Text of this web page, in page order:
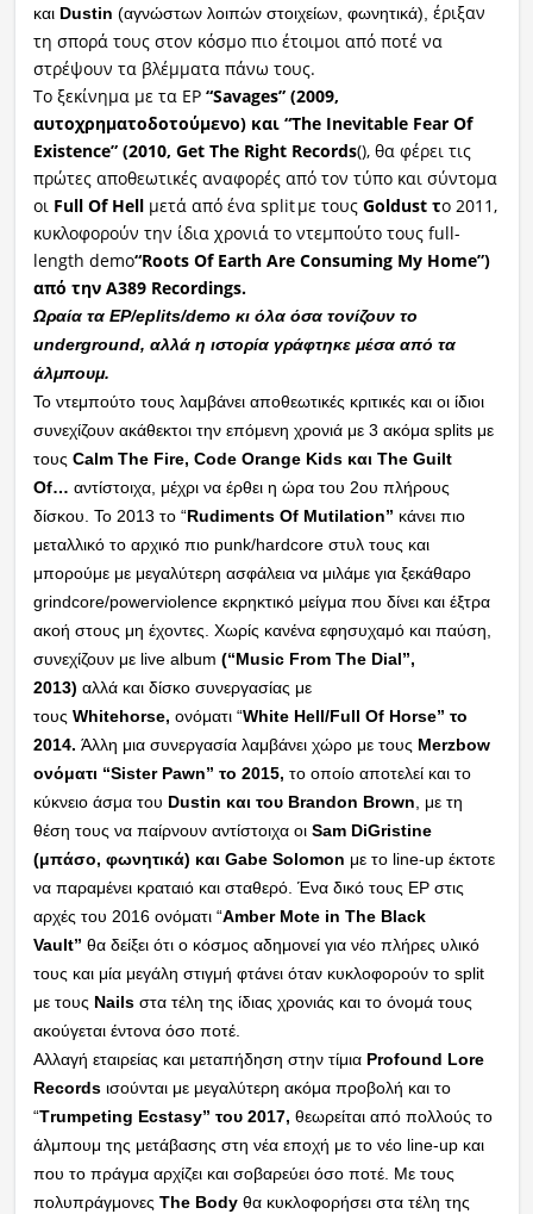
και Dustin (αγνώστων λοιπών στοιχείων, φωνητικά), έριξαν
τη σπορά τους στον κόσμο πιο έτοιμοι από ποτέ να
στρέψουν τα βλέμματα πάνω τους.
Το ξεκίνημα με τα EP “Savages” (2009,
αυτοχρηματοδοτούμενο) και “The Inevitable Fear Of
Existence” (2010, Get The Right Records(), θα φέρει τις
πρώτες αποθεωτικές αναφορές από τον τύπο και σύντομα
οι Full Of Hell μετά από ένα split με τους Goldust το 2011,
κυκλοφορούν την ίδια χρονιά το ντεμπούτο τους full-
length demo“Roots Of Earth Are Consuming My Home”)
από την Α389 Recordings.
Ωραία τα EP/eplits/demo κι όλα όσα τονίζουν το
underground, αλλά η ιστορία γράφτηκε μέσα από τα
άλμπουμ.
Το ντεμπούτο τους λαμβάνει αποθεωτικές κριτικές και οι ίδιοι
συνεχίζουν ακάθεκτοι την επόμενη χρονιά με 3 ακόμα splits με
τους Calm The Fire, Code Orange Kids και The Guilt
Of… αντίστοιχα, μέχρι να έρθει η ώρα του 2ου πλήρους
δίσκου. Το 2013 το “Rudiments Of Mutilation” κάνει πιο
μεταλλικό το αρχικό πιο punk/hardcore στυλ τους και
μπορούμε με μεγαλύτερη ασφάλεια να μιλάμε για ξεκάθαρο
grindcore/powerviolence εκρηκτικό μείγμα που δίνει και έξτρα
ακοή στους μη έχοντες. Χωρίς κανένα εφησυχαμό και παύση,
συνεχίζουν με live album (“Music From The Dial”,
2013) αλλά και δίσκο συνεργασίας με
τους Whitehorse, ονόματι “White Hell/Full Of Horse” το
2014. Άλλη μια συνεργασία λαμβάνει χώρο με τους Merzbow
ονόματι “Sister Pawn” το 2015, το οποίο αποτελεί και το
κύκνειο άσμα του Dustin και του Brandon Brown , με τη
θέση τους να παίρνουν αντίστοιχα οιSam DiGristine
(μπάσο, φωνητικά) και Gabe Solomon με το line-up έκτοτε
να παραμένει κραταιό και σταθερό. Ένα δικό τους ΕΡ στις
αρχές του 2016 ονόματι “Amber Mote in The Black
Vault” θα δείξει ότι ο κόσμος αδημονεί για νέο πλήρες υλικό
τους και μία μεγάλη στιγμή φτάνει όταν κυκλοφορούν το split
με τους Nailsστα τέλη της ίδιας χρονιάς και το όνομά τους
ακούγεται έντονα όσο ποτέ.
Αλλαγή εταιρείας και μεταπήδηση στην τίμιαProfound Lore
Recordsισούνται με μεγαλύτερη ακόμα προβολή και το
“Τrumpeting Ecstasy” του 2017, θεωρείται από πολλούς το
άλμπουμ της μετάβασης στη νέα εποχή με το νέο line-up και
που το πράγμα αρχίζει και σοβαρεύει όσο ποτέ. Με τους
πολυπράγμονες The Bodyθα κυκλοφορήσει στα τέλη της